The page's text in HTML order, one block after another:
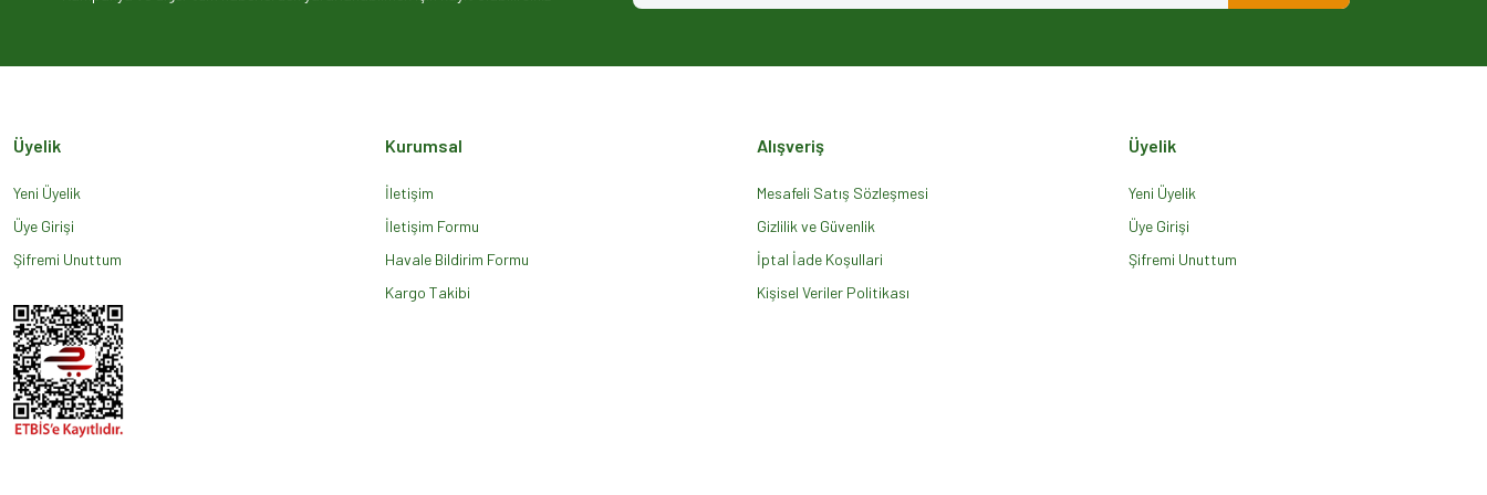
Ürün açıklamasında eksik bilgiler bulunuyor.
Gönder
Üyelik
Yeni Üyelik
Üye Girişi
Şifremi Unuttum
Kurumsal
İletişim
İletişim Formu
Havale Bildirim Formu
Kargo Takibi
Alışveriş
Mesafeli Satış Sözleşmesi
Gizlilik ve Güvenlik
İptal İade Koşullari
Kişisel Veriler Politikası
Üyelik
Yeni Üyelik
Üye Girişi
Şifremi Unuttum